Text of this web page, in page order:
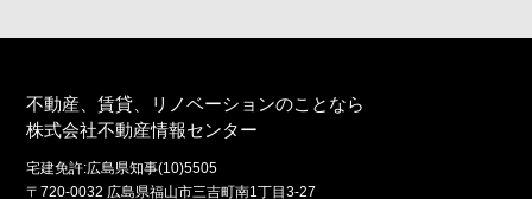
不動産、賃貸、リノベーションのことなら
株式会社不動産情報センター
宅建免許:広島県知事(10)5505
〒720-0032 広島県福山市三吉町南1丁目3-27